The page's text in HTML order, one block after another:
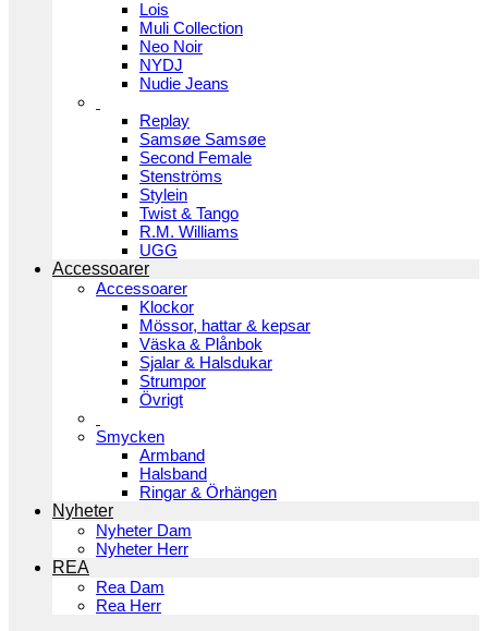
Lois
Muli Collection
Neo Noir
NYDJ
Nudie Jeans
Replay
Samsøe Samsøe
Second Female
Stenströms
Stylein
Twist & Tango
R.M. Williams
UGG
Accessoarer
Accessoarer
Klockor
Mössor, hattar & kepsar
Väska & Plånbok
Sjalar & Halsdukar
Strumpor
Övrigt
Smycken
Armband
Halsband
Ringar & Örhängen
Nyheter
Nyheter Dam
Nyheter Herr
REA
Rea Dam
Rea Herr